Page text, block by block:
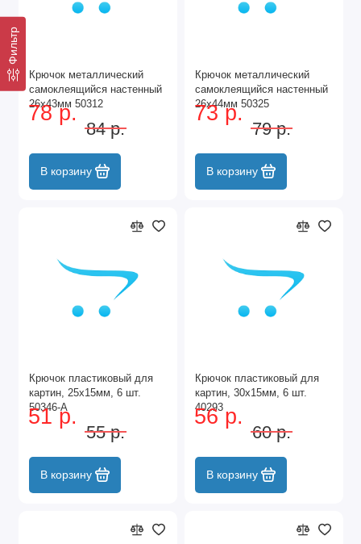
Фильтр
Крючок металлический
самоклеящийся настенный
26x43мм 50312
78 р.
84 р.
В корзину
Крючок металлический
самоклеящийся настенный
26x44мм 50325
73 р.
79 р.
В корзину
Крючок пластиковый для
картин, 25х15мм, 6 шт.
50346-A
51 р.
55 р.
В корзину
Крючок пластиковый для
картин, 30х15мм, 6 шт.
40293
56 р.
60 р.
В корзину